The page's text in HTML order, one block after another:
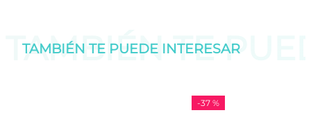
TAMBIÉN TE
TAMBIÉN TE PUEDE INTERESAR
-37 %